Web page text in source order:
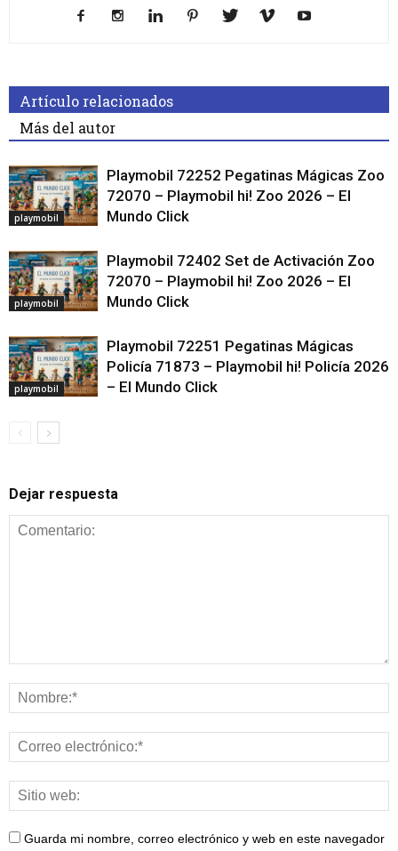
Artículo relacionados
Más del autor
playmobil
Playmobil 72252 Pegatinas Mágicas Zoo
72070 – Playmobil hi! Zoo 2026 – El
Mundo Click
playmobil
Playmobil 72402 Set de Activación Zoo
72070 – Playmobil hi! Zoo 2026 – El
Mundo Click
playmobil
Playmobil 72251 Pegatinas Mágicas
Policía 71873 – Playmobil hi! Policía 2026
– El Mundo Click
Dejar respuesta
Guarda mi nombre, correo electrónico y web en este navegador